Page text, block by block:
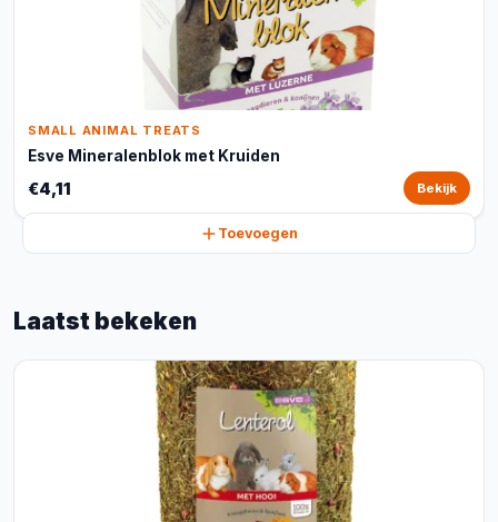
SMALL ANIMAL TREATS
Esve Mineralenblok met Kruiden
€4,11 Bekijk
Toevoegen
Laatst bekeken